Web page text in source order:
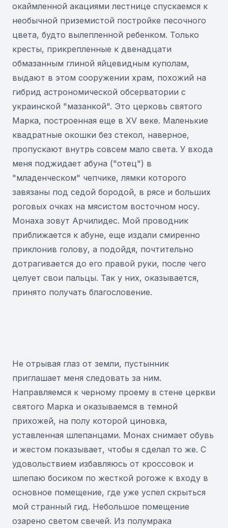
окаймленной акациями лестнице спускаемся к
необычной приземистой постройке песочного
цвета, будто вылепленной ребенком. Только
кресты, прикрепленные к двенадцати
обмазанным глиной яйцевидным куполам,
выдают в этом сооружении храм, похожий на
гибрид астрономической обсерватории с
украинской "мазанкой". Это церковь святого
Марка, построенная еще в XV веке. Маленькие
квадратные окошки без стекол, наверное,
пропускают внутрь совсем мало света. У входа
меня поджидает абуна ("отец") в
"младенческом" чепчике, лямки которого
завязаны под седой бородой, в рясе и больших
роговых очках на мясистом восточном носу.
Монаха зовут Арчилидес. Мой проводник
приближается к абуне, еще издали смиренно
приклонив голову, а подойдя, почтительно
дотрагивается до его правой руки, после чего
целует свои пальцы. Так у них, оказывается,
принято получать благословение.
Не отрывая глаз от земли, пустынник
приглашает меня следовать за ним.
Направляемся к черному проему в стене церкви
святого Марка и оказываемся в темной
прихожей, на полу которой циновка,
уставленная шлепанцами. Монах снимает обувь
и жестом показывает, чтобы я сделал то же. С
удовольствием избавляюсь от кроссовок и
шлепаю босиком по жесткой рогоже к входу в
основное помещение, где уже успел скрыться
мой странный гид. Небольшое помещение
озарено светом свечей. Из полумрака